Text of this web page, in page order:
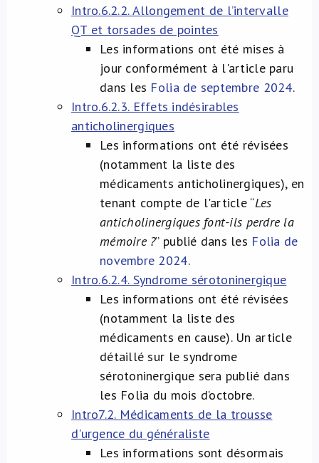
Intro.6.2.2. Allongement de l’intervalle
QT et torsades de pointes
Les informations ont été mises à
jour conformément à l'article paru
dans les Folia de septembre 2024.
Intro.6.2.3. Effets indésirables
anticholinergiques
Les informations ont été révisées
(notamment la liste des
médicaments anticholinergiques), en
tenant compte de l'article “Les
anticholinergiques font-ils perdre la
mémoire ?” publié dans les Folia de
novembre 2024.
Intro.6.2.4. Syndrome sérotoninergique
Les informations ont été révisées
(notamment la liste des
médicaments en cause). Un article
détaillé sur le syndrome
sérotoninergique sera publié dans
les Folia du mois d’octobre.
Intro7.2. Médicaments de la trousse
d'urgence du généraliste
Les informations sont désormais